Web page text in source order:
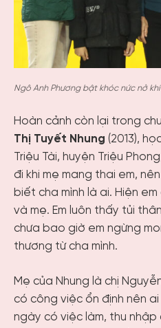
Ngô Anh Phương bật khóc nức nở
Hoàn cảnh còn lại trong
Thị Tuyết Nhung (2013),
Triệu Tài, huyện Triệu
đi khi mẹ mang thai em,
biết cha mình là ai. Hiện
và mẹ. Em luôn thấy tủi
chưa bao giờ em ngừng
thương từ cha mình.
Mẹ của Nhung là chị
có công việc ổn định nên
ngày có việc làm, thu nhập